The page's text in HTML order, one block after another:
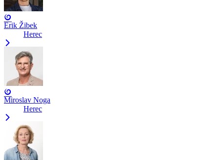
Erik Žibek
Herec
Miroslav Noga
Herec